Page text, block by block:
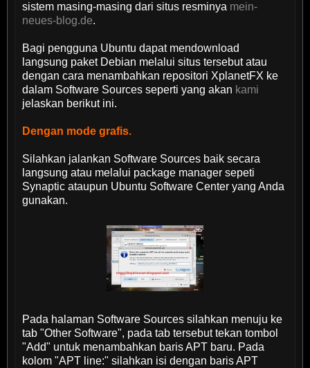
sistem masing-masing dari situs resminya mein-
neues-blog.de.
Bagi pengguna Ubuntu dapat mendownload
langsung paket Debian melalui situs tersebut atau
dengan cara menambahkan repositori XplanetFX ke
dalam Software Sources seperti yang akan kami
jelaskan berikut ini.
Dengan mode grafis.
Silahkan jalankan Software Sources baik secara
langsung atau melalui package manager sepeti
Synaptic ataupun Ubuntu Software Center yang Anda
gunakan.
Pada halaman Software Sources silahkan menuju ke
tab "Other Software", pada tab tersebut tekan tombol
"Add" untuk menambahkan baris APT baru. Pada
kolom "APT line:" silahkan isi dengan baris APT